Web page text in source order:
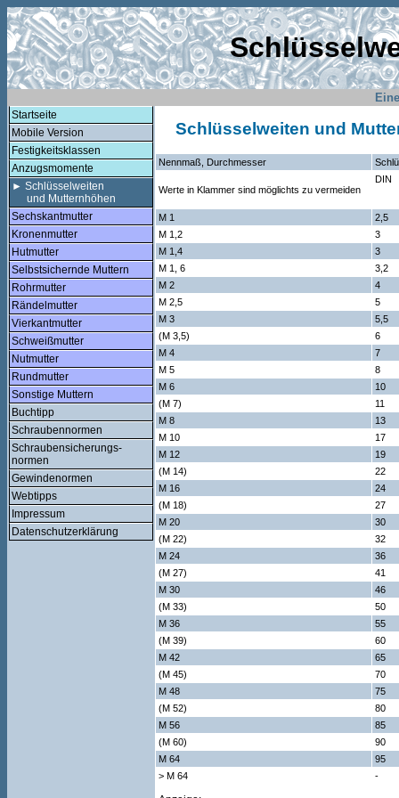
Startseite
Mobile Version
Festigkeitsklassen
Anzugsmomente
► Schlüsselweiten
und Mutternhöhen
Sechskantmutter
Kronenmutter
Hutmutter
Selbstsichernde Muttern
Rohrmutter
Rändelmutter
Vierkantmutter
Schweißmutter
Nutmutter
Rundmutter
Sonstige Muttern
Buchtipp
Schraubennormen
Schraubensicherungs-
normen
Gewindenormen
Webtipps
Impressum
Datenschutzerklärung
Schlüsselweiten und
Nennmaß, Durchmesser
Werte in Klammer sind möglichts zu vermeiden
DIN
M 1
2,5
M 1,2
3
M 1,4
3
M 1, 6
3,2
M 2
4
M 2,5
5
M 3
5,5
(M 3,5)
6
M 4
7
M 5
8
M 6
10
(M 7)
11
M 8
13
M 10
17
M 12
19
(M 14)
22
M 16
24
(M 18)
27
M 20
30
(M 22)
32
M 24
36
(M 27)
41
M 30
46
(M 33)
50
M 36
55
(M 39)
60
M 42
65
(M 45)
70
M 48
75
(M 52)
80
M 56
85
(M 60)
90
M 64
95
> M 64
-